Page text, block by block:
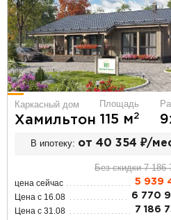
Каркасный дом
Хамильтон
Площадь
115 м2
В ипотеку: от 40 354 ₽/
Без скидки 7 186
цена сейчас 5 939
Цена с 16.08 6 770
Цена с 31.08 7 186